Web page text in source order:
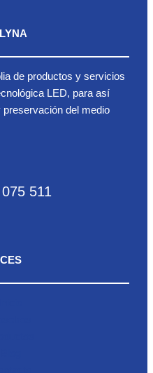
de productos y servicios
LED, para así
del medio
511